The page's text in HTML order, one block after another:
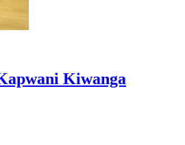
Kiwanga